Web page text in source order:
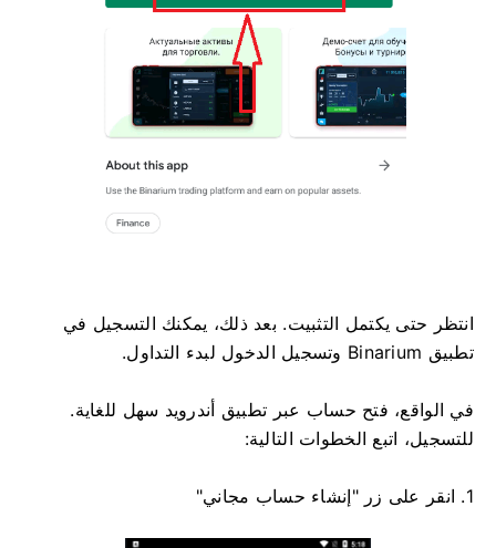
انتظر حتى يكتمل التثبيت. بعد ذلك، يمكنك التسجيل في
تطبيق Binarium وتسجيل الدخول لبدء التداول.
في الواقع، فتح حساب عبر تطبيق أندرويد سهل للغاية.
للتسجيل، اتبع الخطوات التالية:
1. انقر على زر "إنشاء حساب مجاني"